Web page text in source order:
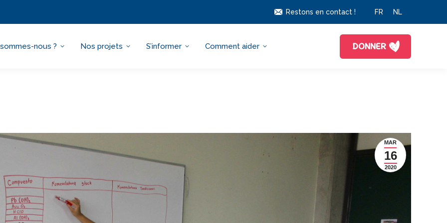
Restons en contact ! FR NL
nous ? Nos projets S’informer Comment aider DONNER
MAR
16
2020